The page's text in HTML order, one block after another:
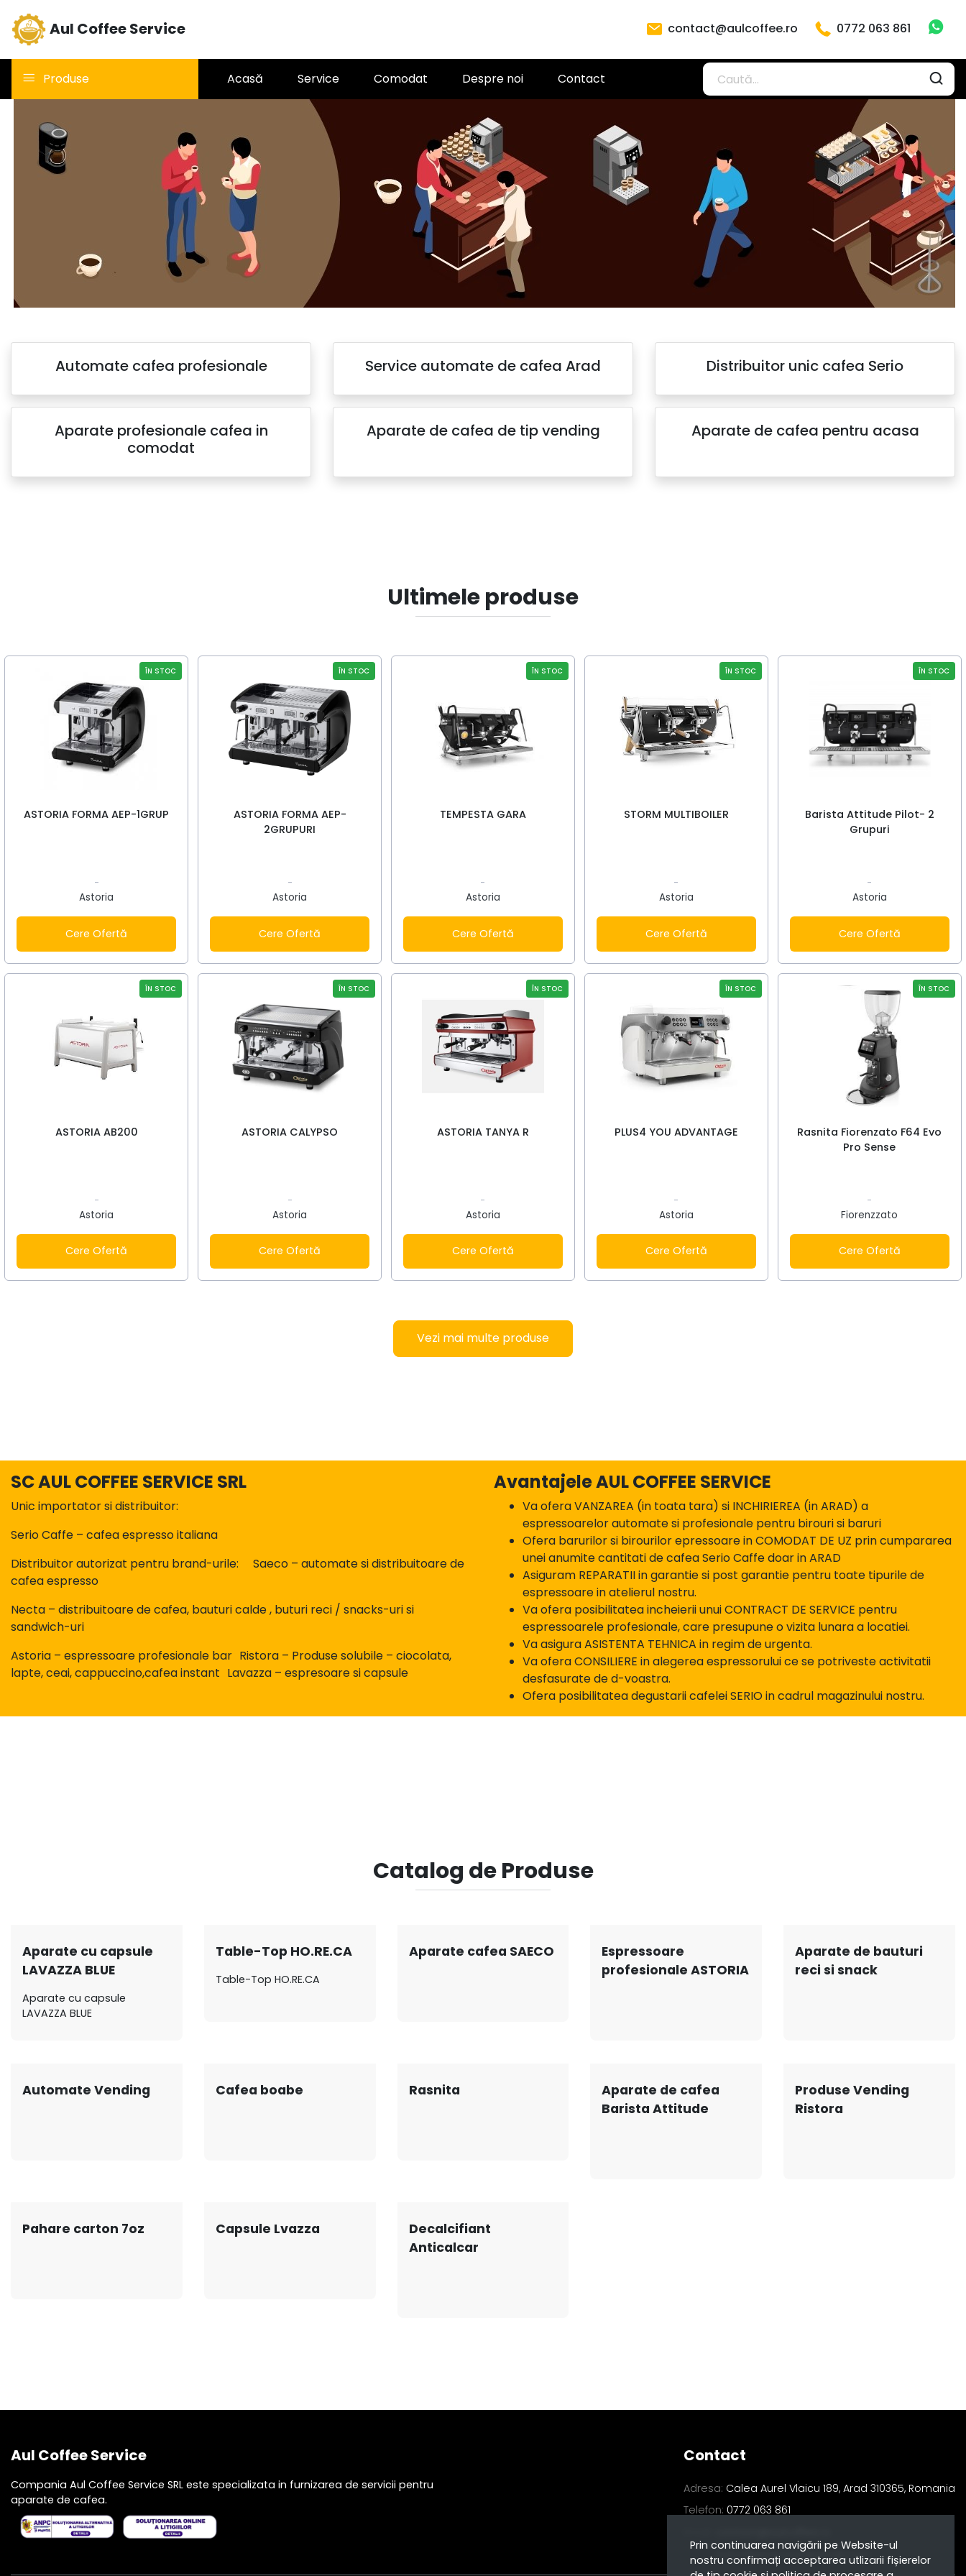
Aul Coffee Service contact@aulcoffee.ro 0772 063 861
Produse
Aparate cu capsule
LAVAZZA BLUE
Espressoare
si snack
Cafea boabe
Decalcifiant Anticalcar
Acasă Service Comodat Despre noi Contact
Automate cafea profesionale Service automate de cafea Arad Distribuitor unic cafea Serio
Aparate profesionale cafea in
comodat
Aparate de cafea de tip vending Aparate de cafea pentru acasa
Ultimele produse
ÎN STOC
ASTORIA FORMA AEP-1GRUP
-
Astoria
Cere Ofertă
ÎN STOC
ASTORIA FORMA AEP-
2GRUPURI
-
Astoria
Cere Ofertă
ÎN STOC
TEMPESTA GARA
-
Astoria
Cere Ofertă
ÎN STOC
STORM MULTIBOILER
-
Astoria
Cere Ofertă
ÎN STOC
Barista Attitude Pilot- 2
Grupuri
-
Astoria
Cere Ofertă
ÎN STOC
ASTORIA AB200
-
Astoria
Cere Ofertă
ÎN STOC
ASTORIA CALYPSO
-
Astoria
Cere Ofertă
ÎN STOC
ASTORIA TANYA R
-
Astoria
Cere Ofertă
ÎN STOC
PLUS4 YOU ADVANTAGE
-
Astoria
Cere Ofertă
ÎN STOC
Rasnita Fiorenzato F64 Evo
Pro Sense
-
Fiorenzzato
Cere Ofertă
Vezi mai multe produse
SC AUL COFFEE SERVICE SRL
Unic importator si distribuitor:
Serio Caffe – cafea espresso italiana
Distribuitor autorizat pentru brand-urile: Saeco – automate si distribuitoare de
cafea espresso
Necta – distribuitoare de cafea, bauturi calde , buturi reci / snacks-uri si
sandwich-uri
Astoria – espressoare profesionale bar Ristora – Produse solubile – ciocolata,
lapte, ceai, cappuccino,cafea instant Lavazza – espresoare si capsule
Avantajele AUL COFFEE SERVICE
Va ofera VANZAREA (in toata tara) si INCHIRIEREA (in ARAD) a
espressoarelor automate si profesionale pentru birouri si baruri
Ofera barurilor si birourilor epressoare in COMODAT DE UZ prin cumpararea
unei anumite cantitati de cafea Serio Caffe doar in ARAD
Asiguram REPARATII in garantie si post garantie pentru toate tipurile de
espressoare in atelierul nostru.
Va ofera posibilitatea incheierii unui CONTRACT DE SERVICE pentru
espressoarele profesionale, care presupune o vizita lunara a locatiei.
Va asigura ASISTENTA TEHNICA in regim de urgenta.
Va ofera CONSILIERE in alegerea espressorului ce se potriveste activitatii
desfasurate de d-voastra.
Ofera posibilitatea degustarii cafelei SERIO in cadrul magazinului nostru.
Catalog de Produse
Aparate cu capsule
LAVAZZA BLUE
Aparate cu capsule
LAVAZZA BLUE
Table-Top HO.RE.CA
Table-Top HO.RE.CA
Aparate cafea SAECO
Espressoare
profesionale ASTORIA
Aparate de bauturi
reci si snack
Automate Vending Cafea boabe Rasnita
Aparate de cafea
Barista Attitude
Produse Vending
Ristora
Pahare carton 7oz Capsule Lvazza
Decalcifiant
Anticalcar
Aul Coffee Service
Compania Aul Coffee Service SRL este specializata in furnizarea de servicii pentru
aparate de cafea.
Contact
Adresa: Calea Aurel Vlaicu 189, Arad 310365, Romania
Telefon: 0772 063 861
aulcoffeeservice@gmail.com
Prin continuarea navigării pe Website-ul
nostru confirmați acceptarea utlizarii fișierelor